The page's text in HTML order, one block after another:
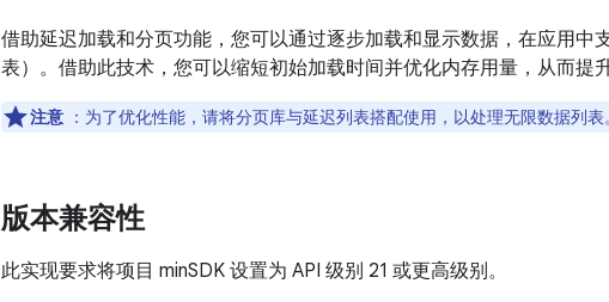
借助延迟加载和分页功能，您可以通过逐步加载和显示数据，在应用中
表）。借助此技术，您可以缩短初始加载时间并优化内存用量，从而提升
注意 ：为了优化性能，请将分页库与延迟列表搭配使用，以处理无限数据列表。
版本兼容性
此实现要求将项目 minSDK 设置为 API 级别 21 或更高级别。